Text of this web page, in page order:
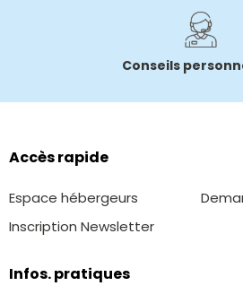
Conseils
Accès rapide
Espace hébergeurs
Inscription Newsletter
Infos. pratiques